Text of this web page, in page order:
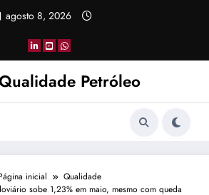
agosto 8, 2026
Petróleo
inicial
Qualidade
sobe 1,23% em maio, mesmo com queda